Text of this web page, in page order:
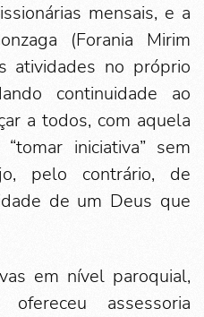
mensais, e a
(Forania Mirim
atividades no próprio
continuidade ao
a todos, com aquela
iniciativa” sem
pelo contrário, de
de um Deus que
em nível paroquial,
assessoria